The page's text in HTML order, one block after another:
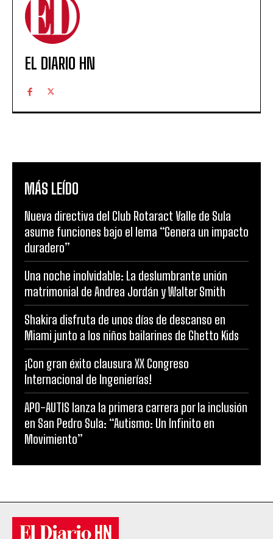
EL DIARIO HN
MÁS LEÍDO
Nueva directiva del Club Rotaract Valle de Sula
asume funciones bajo el lema “Genera un impacto
duradero”
Una noche inolvidable: La deslumbrante unión
matrimonial de Andrea Jordán y Walter Smith
Shakira disfruta de unos días de descanso en
Miami junto a los niños bailarines de Ghetto Kids
¡Con gran éxito clausura XX Congreso
Internacional de Ingenierías!
APO-AUTIS lanza la primera carrera por la inclusión
en San Pedro Sula: “Autismo: Un Infinito en
Movimiento”